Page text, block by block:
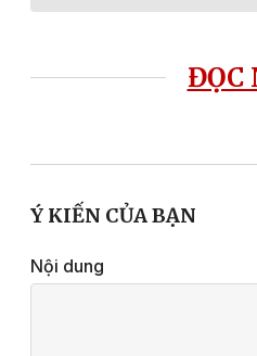
ĐỌC
Ý KIẾN CỦA BẠN
Nội dung